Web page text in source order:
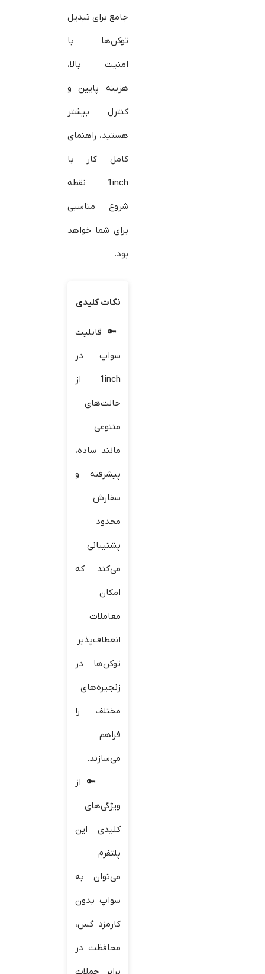
جامع برای تبدیل
توکن‌ها با
امنیت بالا،
هزینه پایین و
کنترل بیشتر
هستید، راهنمای
کامل کار با
1inch نقطه
شروع مناسبی
برای شما خواهد
بود.
نکات کلیدی
قابلیت
سواپ در
1inch از
حالت‌های
متنوعی
مانند ساده،
پیشرفته و
سفارش
محدود
پشتیبانی
می‌کند که
امکان
معاملات
انعطاف‌پذیر
توکن‌ها در
زنجیره‌های
مختلف را
فراهم
می‌سازند.
از
ویژگی‌های
کلیدی این
پلتفرم
می‌توان به
سواپ بدون
کارمزد گس،
محافظت در
برابر حملات